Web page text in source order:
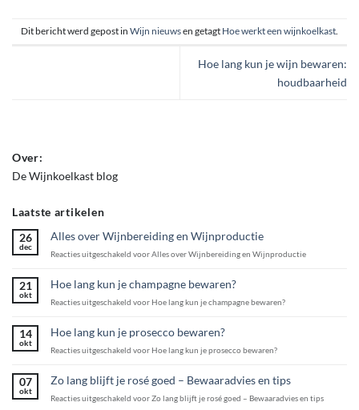
Dit bericht werd gepost in Wijn nieuwsen getagt Hoe werkt een wijnkoelkast
Hoe lang kun je wijn bewaren:
houdbaarheid
Over:
De Wijnkoelkast blog
Laatste artikelen
26
dec
Alles over Wijnbereiding en Wijnproductie
Reacties uitgeschakeld voor Alles over Wijnbereiding en Wijnproductie
21
okt
Hoe lang kun je champagne bewaren?
Reacties uitgeschakeld voor Hoe lang kun je champagne bewaren?
14
okt
Hoe lang kun je prosecco bewaren?
Reacties uitgeschakeld voor Hoe lang kun je prosecco bewaren?
07
okt
Zo lang blijft je rosé goed – Bewaaradvies en tips
Reacties uitgeschakeld voor Zo lang blijft je rosé goed – Bewaaradvies en tips